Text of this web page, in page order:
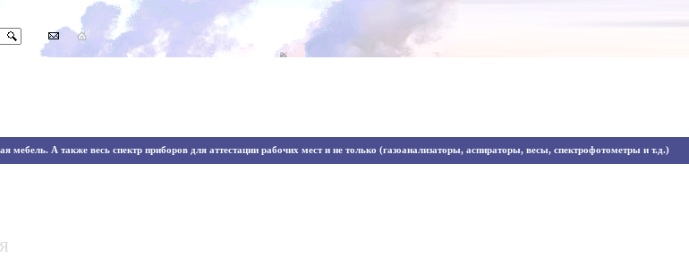
мебель. А также весь спектр приборов для аттестации рабочих мест и не только (газоанализаторы, аспираторы, весы, спектрофотометры и т.д.)